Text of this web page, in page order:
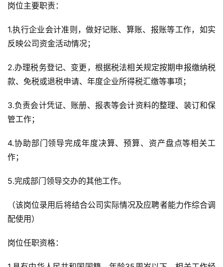
岗位主要职责：
1.执行企业会计准则，做好记账、算账、报账等工作，如实
反映公司资金活动情况；
2.办理税务登记、变更，根据税法相关规定按期申报缴纳税
款、免税或退税申请、年度企业所得税汇缴等事项；
3.负责会计凭证、账册、报表等会计资料的整理、装订和保
管工作；
4.协助部门领导完成年度决算、预算、资产盘点等相关工
作；
5.完成部门领导交办的其他工作。
（该岗位录用后将结合公司实际情况及应聘者能力作综合调
配使用）
岗位任职资格：